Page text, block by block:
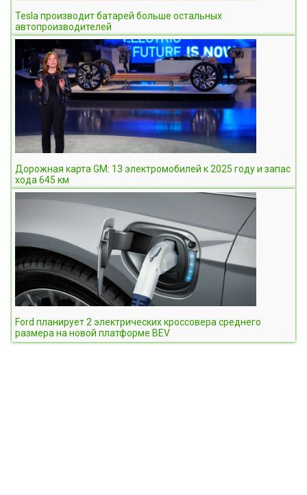
Tesla производит батарей больше остальных
автопроизводителей
Дорожная карта GM: 13 электромобилей к 2025 году и запас
хода 645 км
Ford планирует 2 электрических кроссовера среднего
размера на новой платформе BEV